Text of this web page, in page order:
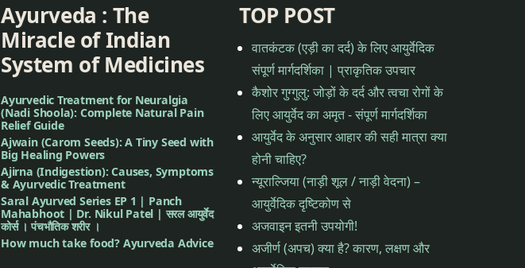
Ayurveda : The
Miracle of Indian
System of Medicines
Ayurvedic Treatment for Neuralgia
(Nadi Shoola): Complete Natural Pain
Relief Guide
Ajwain (Carom Seeds): A Tiny Seed with
Big Healing Powers
Ajirna (Indigestion): Causes, Symptoms
& Ayurvedic Treatment
Saral Ayurved Series EP 1 | Panch
Mahabhoot | Dr. Nikul Patel | सरल आयुर्वेद
कोर्स । पंचभौतिक शरीर ।
How much take food? Ayurveda Advice
TOP POST
वातकंटक (एड़ी का दर्द) के लिए आयुर्वेदिक
संपूर्ण मार्गदर्शिका | प्राकृतिक उपचार
कैशोर गुग्गुलु: जोड़ों के दर्द और त्वचा रोगों के
लिए आयुर्वेद का अमृत - संपूर्ण मार्गदर्शिका
आयुर्वेद के अनुसार आहार की सही मात्रा क्या
होनी चाहिए?
न्यूराल्जिया (नाड़ी शूल / नाड़ी वेदना) –
आयुर्वेदिक दृष्टिकोण से
अजवाइन इतनी उपयोगी!
अजीर्ण (अपच) क्या है? कारण, लक्षण और